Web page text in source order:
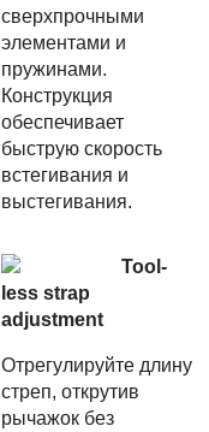
сверхпрочными
элементами и
пружинами.
Конструкция
обеспечивает
быструю скорость
встегивания и
выстегивания.
Tool-
less strap
adjustment
Отрегулируйте длину
стреп, открутив
рычажок без